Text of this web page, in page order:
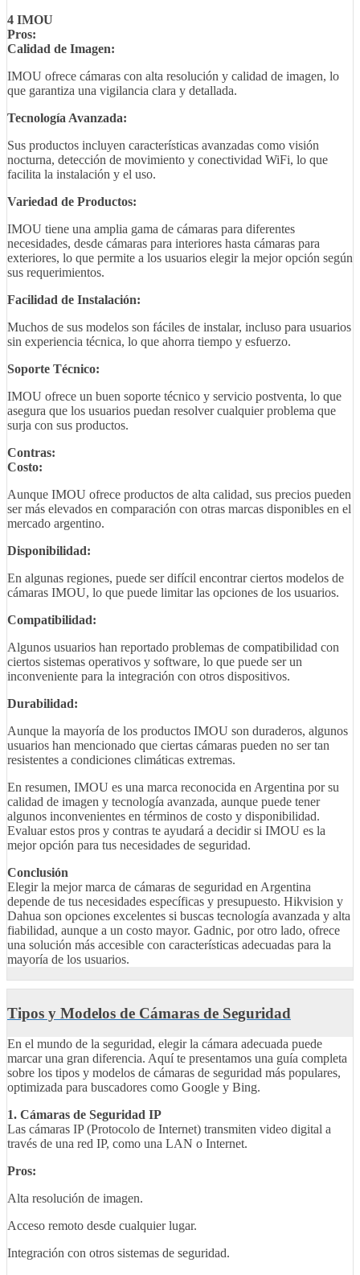
4 IMOU
Pros:
Calidad de Imagen:
IMOU ofrece cámaras con alta resolución y calidad de imagen, lo
que garantiza una vigilancia clara y detallada.
Tecnología Avanzada:
Sus productos incluyen características avanzadas como visión
nocturna, detección de movimiento y conectividad WiFi, lo que
facilita la instalación y el uso.
Variedad de Productos:
IMOU tiene una amplia gama de cámaras para diferentes
necesidades, desde cámaras para interiores hasta cámaras para
exteriores, lo que permite a los usuarios elegir la mejor opción según
sus requerimientos.
Facilidad de Instalación:
Muchos de sus modelos son fáciles de instalar, incluso para usuarios
sin experiencia técnica, lo que ahorra tiempo y esfuerzo.
Soporte Técnico:
IMOU ofrece un buen soporte técnico y servicio postventa, lo que
asegura que los usuarios puedan resolver cualquier problema que
surja con sus productos.
Contras:
Costo:
Aunque IMOU ofrece productos de alta calidad, sus precios pueden
ser más elevados en comparación con otras marcas disponibles en el
mercado argentino.
Disponibilidad:
En algunas regiones, puede ser difícil encontrar ciertos modelos de
cámaras IMOU, lo que puede limitar las opciones de los usuarios.
Compatibilidad:
Algunos usuarios han reportado problemas de compatibilidad con
ciertos sistemas operativos y software, lo que puede ser un
inconveniente para la integración con otros dispositivos.
Durabilidad:
Aunque la mayoría de los productos IMOU son duraderos, algunos
usuarios han mencionado que ciertas cámaras pueden no ser tan
resistentes a condiciones climáticas extremas.
En resumen, IMOU es una marca reconocida en Argentina por su
calidad de imagen y tecnología avanzada, aunque puede tener
algunos inconvenientes en términos de costo y disponibilidad.
Evaluar estos pros y contras te ayudará a decidir si IMOU es la
mejor opción para tus necesidades de seguridad.
Conclusión
Elegir la mejor marca de cámaras de seguridad en Argentina
depende de tus necesidades específicas y presupuesto. Hikvision y
Dahua son opciones excelentes si buscas tecnología avanzada y alta
fiabilidad, aunque a un costo mayor. Gadnic, por otro lado, ofrece
una solución más accesible con características adecuadas para la
mayoría de los usuarios.
Tipos y Modelos de Cámaras de Seguridad
En el mundo de la seguridad, elegir la cámara adecuada puede
marcar una gran diferencia. Aquí te presentamos una guía completa
sobre los tipos y modelos de cámaras de seguridad más populares,
optimizada para buscadores como Google y Bing.
1. Cámaras de Seguridad IP
Las cámaras IP (Protocolo de Internet) transmiten video digital a
través de una red IP, como una LAN o Internet.
Pros:
Alta resolución de imagen.
Acceso remoto desde cualquier lugar.
Integración con otros sistemas de seguridad.